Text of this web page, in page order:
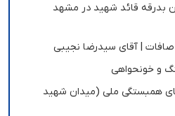
بدرقه قائد شهید در مشهد
| آقای سیدرضا نجیبی
و خونحواهی
همبستگی ملی (میدان شهید